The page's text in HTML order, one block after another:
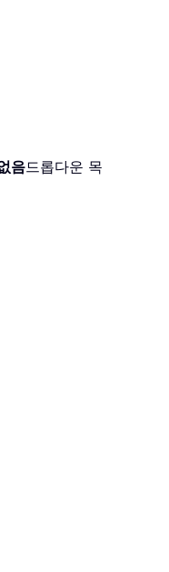
음드롭다운 목